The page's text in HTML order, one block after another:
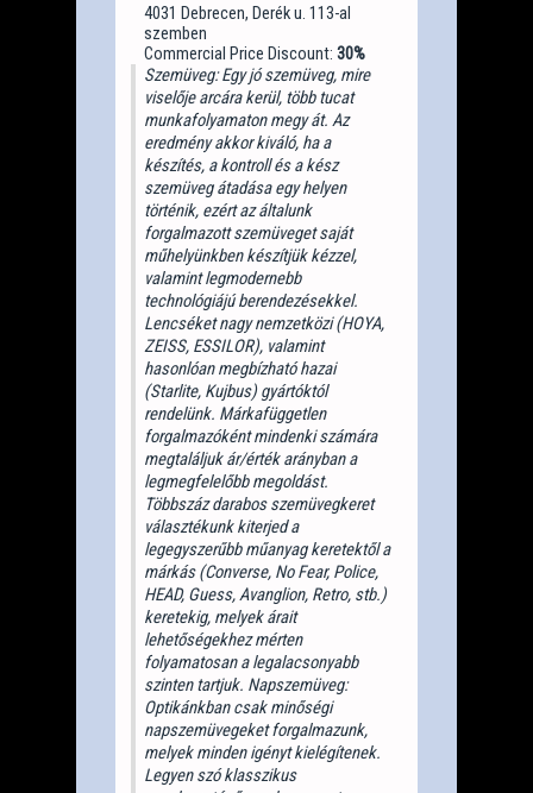
4031 Debrecen, Derék u. 113-al
szemben
Commercial Price Discount: 30%
Szemüveg: Egy jó szemüveg, mire
viselője arcára kerül, több tucat
munkafolyamaton megy át. Az
eredmény akkor kiváló, ha a
készítés, a kontroll és a kész
szemüveg átadása egy helyen
történik, ezért az általunk
forgalmazott szemüveget saját
műhelyünkben készítjük kézzel,
valamint legmodernebb
technológiájú berendezésekkel.
Lencséket nagy nemzetközi (HOYA,
ZEISS, ESSILOR), valamint
hasonlóan megbízható hazai
(Starlite, Kujbus) gyártóktól
rendelünk. Márkafüggetlen
forgalmazóként mindenki számára
megtaláljuk ár/érték arányban a
legmegfelelőbb megoldást.
Többszáz darabos szemüvegkeret
választékunk kiterjed a
legegyszerűbb műanyag keretektől a
márkás (Converse, No Fear, Police,
HEAD, Guess, Avanglion, Retro, stb.)
keretekig, melyek árait
lehetőségekhez mérten
folyamatosan a legalacsonyabb
szinten tartjuk. Napszemüveg:
Optikánkban csak minőségi
napszemüvegeket forgalmazunk,
melyek minden igényt kielégítenek.
Legyen szó klasszikus